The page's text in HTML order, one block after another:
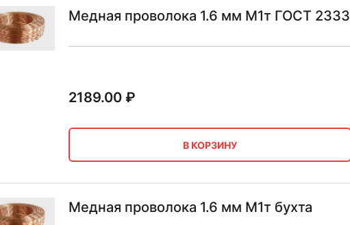
Медная проволока 1.6 мм М1т ГОСТ
2189.00₽
В КОРЗИНУ
Медная проволока 1.6 мм М1т бухта